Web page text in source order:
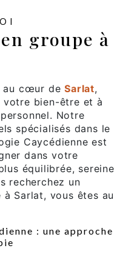
groupe à
au cœur deSarlat,
votre bien-être et à
Notre
spécialisés dans le
Caycédienne est
dans votre
équilibrée, sereine
recherchez un
Sarlat, vous êtes au
: une approche